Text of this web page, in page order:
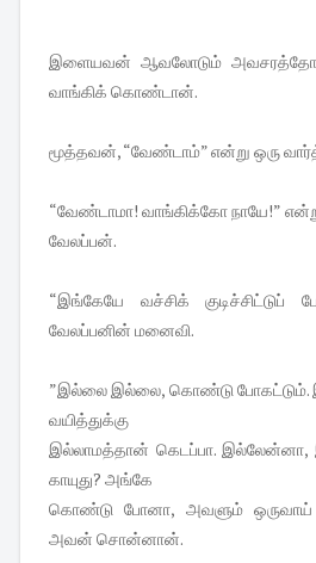
இளையவன் ஆவலோடும்
வாங்கிக் கொண்டான்.
மூத்தவன், “வேண்டாம்” என்று ஒரு
“வேண்டாமா! வாங்கிக்கோ நாயே!”
வேலப்பன்.
“இங்கேயே வச்சிக்
வேலப்பனின் மனைவி.
”இல்லை இல்லை, கொண்டு போகட்டும்.
வயித்துக்கு
இல்லாமத்தான் கெடப்பா. இல்லேன்னா,
காயுது? அங்கே
கொண்டு போனா, அவளும் ஒருவாய்
அவன் சொன்னான்.